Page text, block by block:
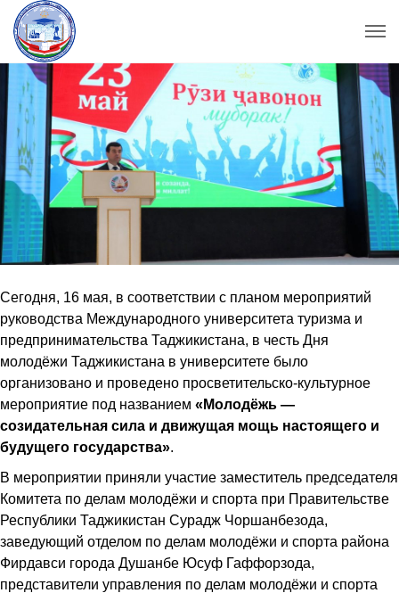
Сегодня, 16 мая, в соответствии с планом мероприятий
руководства Международного университета туризма и
предпринимательства Таджикистана, в честь Дня
молодёжи Таджикистана в университете было
организовано и проведено просветительско-культурное
мероприятие под названием «Молодёжь —
созидательная сила и движущая мощь настоящего и
будущего государства».
В мероприятии приняли участие заместитель председателя
Комитета по делам молодёжи и спорта при Правительстве
Республики Таджикистан Сурадж Чоршанбезода,
заведующий отделом по делам молодёжи и спорта района
Фирдавси города Душанбе Юсуф Гаффорзода,
представители управления по делам молодёжи и спорта